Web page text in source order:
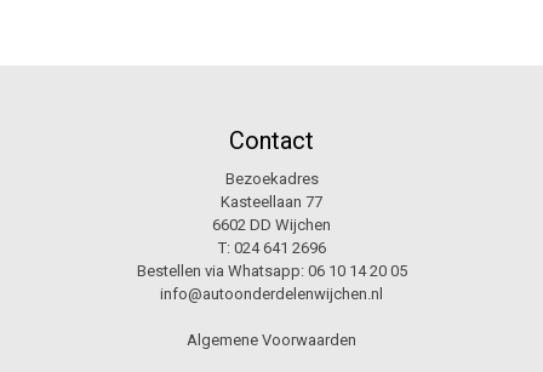
Contact
Bezoekadres
Kasteellaan 77
6602 DD Wijchen
T: 024 641 2696
Bestellen via Whatsapp: 06 10 14 20 05
info@autoonderdelenwijchen.nl
Algemene Voorwaarden